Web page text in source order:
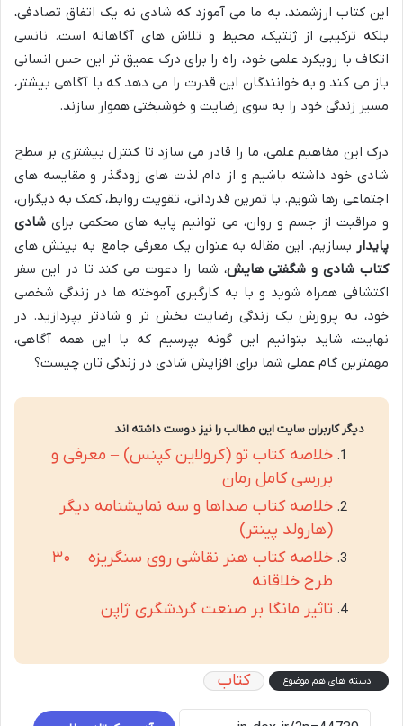
این کتاب ارزشمند، به ما می آموزد که شادی نه یک اتفاق تصادفی،
بلکه ترکیبی از ژنتیک، محیط و تلاش های آگاهانه است. نانسی
اتکاف با رویکرد علمی خود، راه را برای درک عمیق تر این حس انسانی
باز می کند و به خوانندگان این قدرت را می دهد که با آگاهی بیشتر،
مسیر زندگی خود را به سوی رضایت و خوشبختی هموار سازند.
درک این مفاهیم علمی، ما را قادر می سازد تا کنترل بیشتری بر سطح
شادی خود داشته باشیم و از دام لذت های زودگذر و مقایسه های
اجتماعی رها شویم. با تمرین قدردانی، تقویت روابط، کمک به دیگران،
و مراقبت از جسم و روان، می توانیم پایه های محکمی برای شادی
پایدار بسازیم. این مقاله به عنوان یک معرفی جامع به بینش های
کتاب شادی و شگفتی هایش، شما را دعوت می کند تا در این سفر
اکتشافی همراه شوید و با به کارگیری آموخته ها در زندگی شخصی
خود، به پرورش یک زندگی رضایت بخش تر و شادتر بپردازید. در
نهایت، شاید بتوانیم این گونه بپرسیم که با این همه آگاهی،
مهمترین گام عملی شما برای افزایش شادی در زندگی تان چیست؟
دیگر کاربران سایت این مطالب را نیز دوست داشته اند
خلاصه کتاب تو (کرولاین کپنس) – معرفی و
بررسی کامل رمان
خلاصه کتاب صداها و سه نمایشنامه دیگر
(هارولد پینتر)
خلاصه کتاب هنر نقاشی روی سنگریزه – ۳۰
طرح خلاقانه
تاثیر مانگا بر صنعت گردشگری ژاپن
دسته های هم موضوع کتاب